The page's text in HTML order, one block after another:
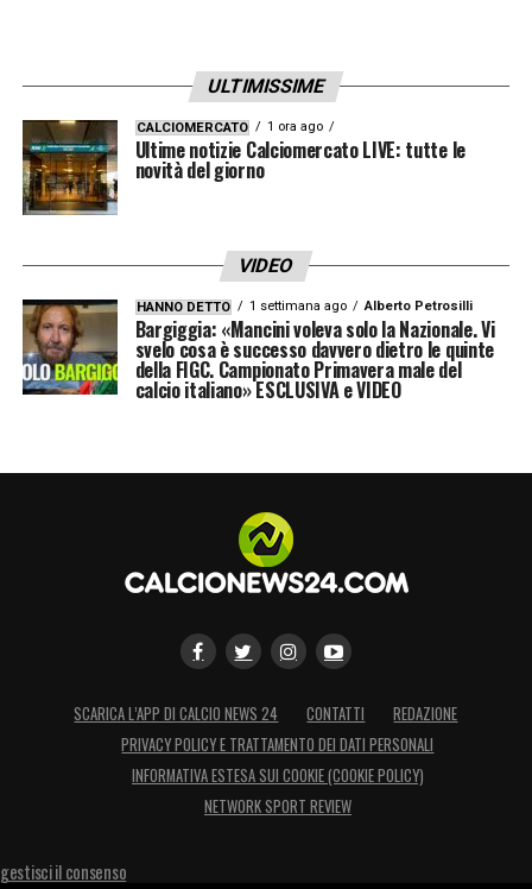
decidere se accettare o no, ma intanto il
giovane brasiliano freme per sbarcare nella
capitale: ha già iniziato a seguire i
giallorossi sui social.
LA PLAYLIST DELLE NOSTRE TOP NEWS
ULTIMISSIME
CALCIOMERCATO 1 ora ago
Ultime notizie Calciomercato LIVE: tutte le
novità del giorno
VIDEO
HANNO DETTO 1 settimana ago Alberto Petrosilli
Bargiggia: «Mancini voleva solo la Nazionale. Vi
svelo cosa è successo davvero dietro le quinte
della FIGC. Campionato Primavera male del
calcio italiano» ESCLUSIVA e VIDEO
SCARICA L’APP DI CALCIO NEWS 24 CONTATTI
REDAZIONE
PRIVACY POLICY E TRATTAMENTO DEI DATI PERSONALI
INFORMATIVA ESTESA SUI COOKIE (COOKIE POLICY)
NETWORK SPORT REVIEW
gestisci il consenso